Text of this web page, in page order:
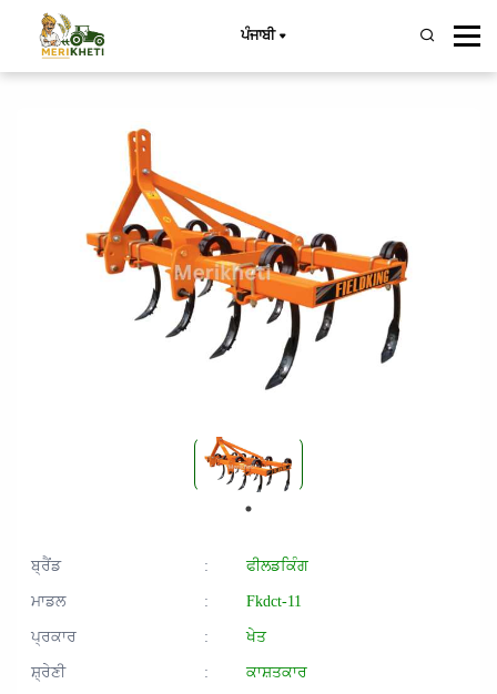
ਪੰਜਾਬੀ
ਬ੍ਰੈਂਡ :
ਫੀਲਡਕਿੰਗ
ਮਾਡਲ
:
Fkdct-11
ਪ੍ਰਕਾਰ
:
ਖੇਤ
ਸ਼੍ਰੇਣੀ
:
ਕਾਸ਼ਤਕਾਰ